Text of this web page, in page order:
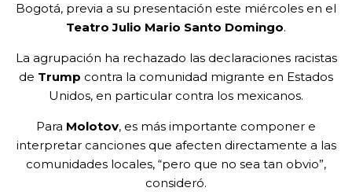
Bogotá, previa a su presentación este miércoles en el
Teatro Julio Mario Santo Domingo.
La agrupación ha rechazado las declaraciones racistas
de Trump contra la comunidad migrante en Estados
Unidos, en particular contra los mexicanos.
Para Molotov, es más importante componer e
interpretar canciones que afecten directamente a las
comunidades locales, “pero que no sea tan obvio”,
consideró.